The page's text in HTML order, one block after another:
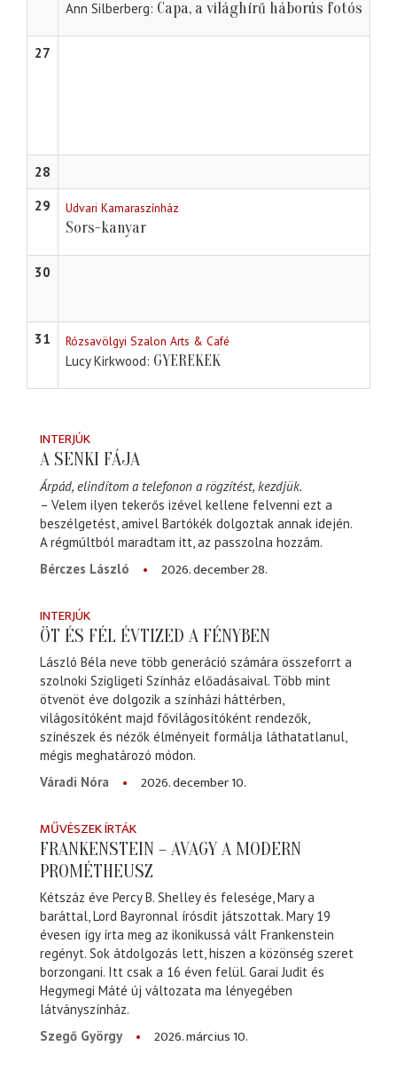
Ann Silberberg Capa, a világhírű háborús fotós
27
28
29
Udvari Kamaraszínház
Sors-kanyar
30
31 Rózsavölgyi Szalon Arts & Café
Lucy Kirkwood GYEREKEK
INTERJÚK
A SENKI FÁJA
Árpád, elindítom a telefonon a rögzítést, kezdjük.
– Velem ilyen tekerős izével kellene felvenni ezt a
beszélgetést, amivel Bartókék dolgoztak annak idején.
A régmúltból maradtam itt, az passzolna hozzám.
Bérczes László
2026. december 28.
INTERJÚK
ÖT ÉS FÉL ÉVTIZED A FÉNYBEN
László Béla neve több generáció számára összeforrt a
szolnoki Szigligeti Színház előadásaival. Több mint
ötvenöt éve dolgozik a színházi háttérben,
világosítóként majd fővilágosítóként rendezők,
színészek és nézők élményeit formálja láthatatlanul,
mégis meghatározó módon.
Váradi Nóra
2026. december 10.
MŰVÉSZEK ÍRTÁK
FRANKENSTEIN – AVAGY A MODERN
PROMÉTHEUSZ
Kétszáz éve Percy B. Shelley és felesége, Mary a
baráttal, Lord Bayronnal írósdit játszottak. Mary 19
évesen így írta meg az ikonikussá vált Frankenstein
regényt. Sok átdolgozás lett, hiszen a közönség szeret
borzongani. Itt csak a 16 éven felül. Garai Judit és
Hegymegi Máté új változata ma lényegében
látványszínház.
Szegő György
2026. március 10.